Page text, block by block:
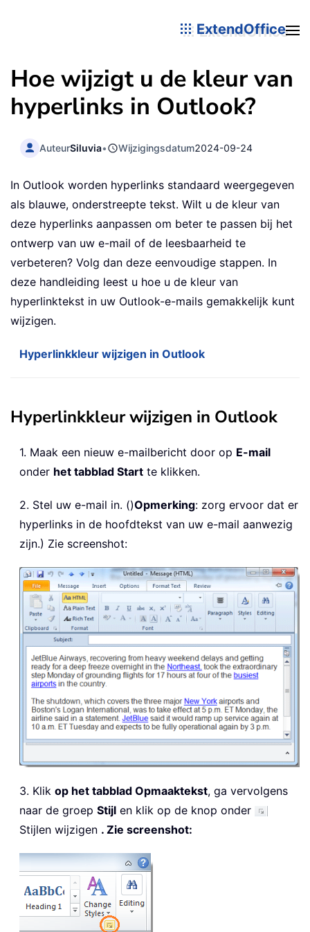
ExtendOffice
Hoe wijzigt u de kleur van
hyperlinks in Outlook?
AuteurSiluvia• Wijzigingsdatum2024-09-24
In Outlook worden hyperlinks standaard weergegeven
als blauwe, onderstreepte tekst. Wilt u de kleur van
deze hyperlinks aanpassen om beter te passen bij het
ontwerp van uw e-mail of de leesbaarheid te
verbeteren? Volg dan deze eenvoudige stappen. In
deze handleiding leest u hoe u de kleur van
hyperlinktekst in uw Outlook-e-mails gemakkelijk kunt
wijzigen.
Hyperlinkkleur wijzigen in Outlook
Hyperlinkkleur wijzigen in Outlook
1. Maak een nieuw e-mailbericht door op E-mail
onder het tabblad Start te klikken.
2. Stel uw e-mail in. ()Opmerking: zorg ervoor dat er
hyperlinks in de hoofdtekst van uw e-mail aanwezig
zijn.) Zie screenshot:
3. Klik op het tabblad Opmaaktekst, ga vervolgens
naar de groep Stijl en klik op de knop onder
Stijlen wijzigen . Zie screenshot: